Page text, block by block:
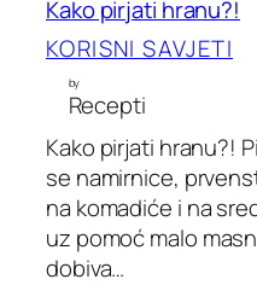
Kako pirjati hranu?!
KORISNI SAVJETI
by
Recepti
Kako pirjati hranu?!
se namirnice,
na komadiće i na
uz pomoć malo
dobiva…